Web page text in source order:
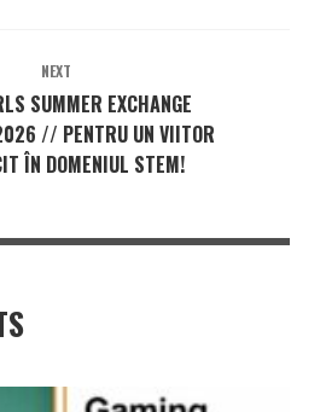
NEXT
SUMMER EXCHANGE
// PENTRU UN VIITOR
ÎN DOMENIUL STEM!